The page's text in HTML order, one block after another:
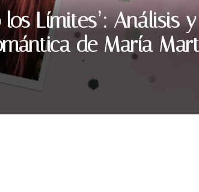
los Límites’: Análisis
de María